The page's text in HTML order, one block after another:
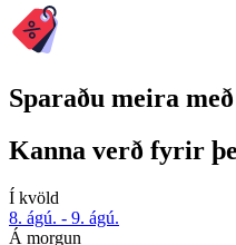
Sparaðu meira
Kanna verð fyrir
Í kvöld
8. ágú. - 9. ágú.
Á morgun